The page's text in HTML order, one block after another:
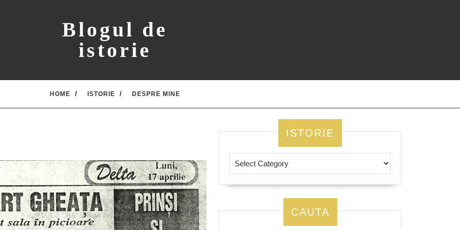
Blogul de
istorie
HOME ISTORIE DESPRE MINE
ISTORIE
CAUTA